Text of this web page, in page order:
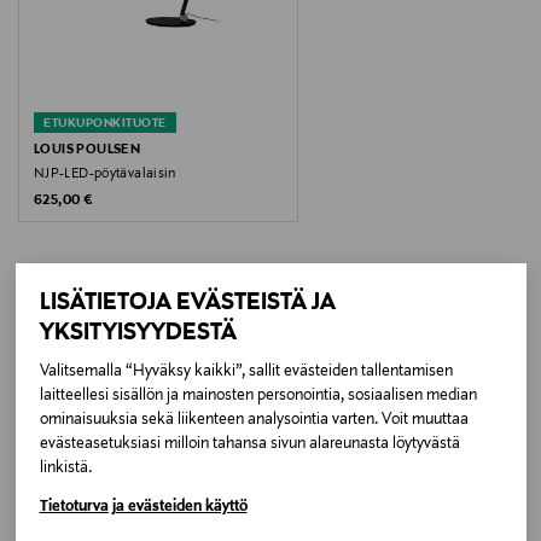
LISÄTIETOJA EVÄSTEISTÄ JA
YKSITYISYYDESTÄ
Valitsemalla “Hyväksy kaikki”, sallit evästeiden tallentamisen
laitteellesi sisällön ja mainosten personointia, sosiaalisen median
ominaisuuksia sekä liikenteen analysointia varten. Voit muuttaa
evästeasetuksiasi milloin tahansa sivun alareunasta löytyvästä
linkistä.
Tietoturva ja evästeiden käyttö
Energialuokka
Koko
50 x 15 x 15 cm
Valmistusmaa
ETUKUPONKITUOTE
LOUIS POULSEN
NJP-LED-pöytävalaisin
Original Price
625,00 €
LISÄÄ KIINNOSTAVIA
TUOTTEITA